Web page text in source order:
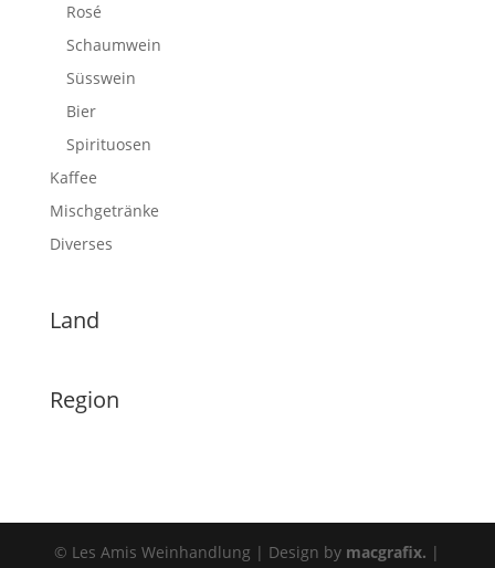
Rosé
Schaumwein
Süsswein
Bier
Spirituosen
Kaffee
Mischgetränke
Diverses
Land
Region
© Les Amis Weinhandlung | Design by macgrafix. |